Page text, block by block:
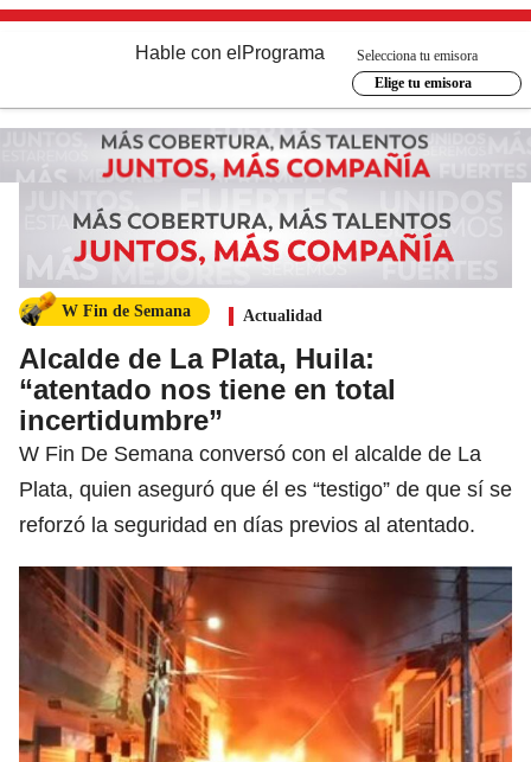
Hable con el Programa
Selecciona tu emisora
Elige tu emisora
W Fin de Semana Actualidad
Alcalde de La Plata, Huila:
“atentado nos tiene en total
incertidumbre”
W Fin De Semana conversó con el alcalde de La
Plata, quien aseguró que él es “testigo” de que sí se
reforzó la seguridad en días previos al atentado.